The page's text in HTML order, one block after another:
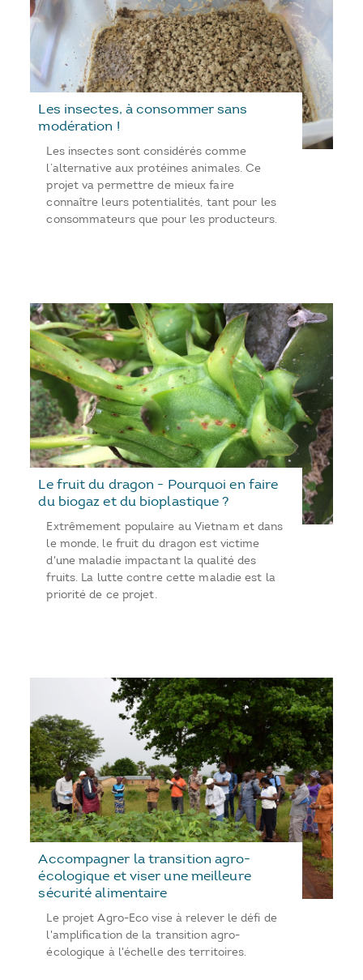
Les insectes, à consommer sans
modération !
Les insectes sont considérés comme
l’alternative aux protéines animales. Ce
projet va permettre de mieux faire
connaître leurs potentialités, tant pour les
consommateurs que pour les producteurs.
Le fruit du dragon - Pourquoi en faire
du biogaz et du bioplastique ?
Extrêmement populaire au Vietnam et dans
le monde, le fruit du dragon est victime
d'une maladie impactant la qualité des
fruits. La lutte contre cette maladie est la
priorité de ce projet.
Accompagner la transition agro-
écologique et viser une meilleure
sécurité alimentaire
Le projet Agro-Eco vise à relever le défi de
l'amplification de la transition agro-
écologique à l'échelle des territoires.